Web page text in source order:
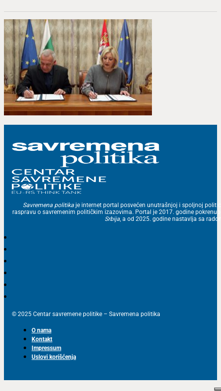
Savremena politika je internet portal posvećen unutrašnjoj i spoljnoj
raspravu o savremenim političkim izazovima. Portal je 2017. godine
Srbija, a od 2025. godine nastavlja sa
© 2025 Centar savremene politike – Savremena politika
O nama
Kontakt
Impressum
Uslovi korišćenja